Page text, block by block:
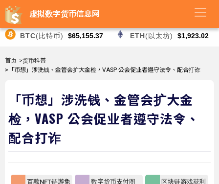
虚拟数字货币信息网
BTC(比特币) $65,155.37 ETH(以太坊) $1,923.02
首页 >货币科普
>「币想」涉洗钱、金管会扩大金检，VASP 公会促业者遵守法令、配合打诈
「币想」涉洗钱、金管会扩大金
检，VASP 公会促业者遵守法令、
配合打诈
百款NFT链游免
数字货币支付图
区块链游戏获利